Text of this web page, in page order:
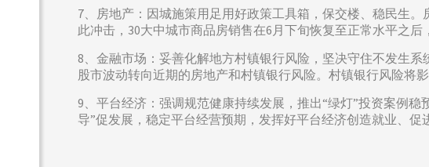
7、房地产：因城施策用足用好政策工具箱，保交楼、稳民生
此冲击，30大中城市商品房销售在6月下旬恢复至正常水平之
8、金融市场：妥善化解地方村镇银行风险，坚决守住不发生
股市波动转向近期的房地产和村镇银行风险。村镇银行风险将
9、平台经济：强调规范健康持续发展，推出“绿灯”投资案例
导”促发展，稳定平台经营预期，发挥好平台经济创造就业、促